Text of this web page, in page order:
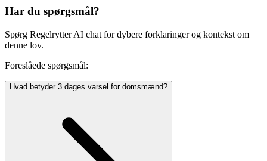
Har du spørgsmål?
Spørg Regelrytter AI chat for dybere forklaringer og kontekst om
denne lov.
Foreslåede spørgsmål:
Hvad betyder 3 dages varsel for domsmænd?